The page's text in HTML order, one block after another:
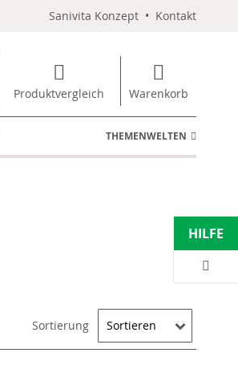
Sanivita Konzept • Kontakt
Produktvergleich Warenkorb
THEMENWELTEN
Sortierung
HILFE